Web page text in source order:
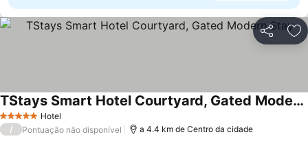
Partilhar
5 Estrelas Hotel
TStays Smart Hotel Courtyard, Gated Modern Stay
Ver preços
/ Pontuação não disponível a 4.4 km de Centro da cidade